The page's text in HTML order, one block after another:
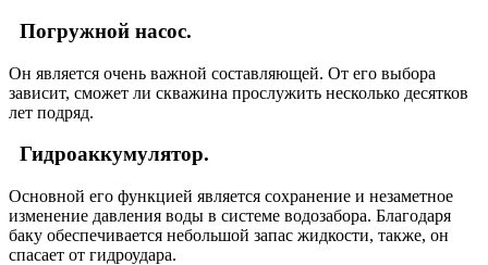
Погружной насос.
Он является очень важной составляющей. От его выбора
зависит, сможет ли скважина прослужить несколько десятков
лет подряд.
Гидроаккумулятор.
Основной его функцией является сохранение и незаметное
изменение давления воды в системе водозабора. Благодаря
баку обеспечивается небольшой запас жидкости, также, он
спасает от гидроудара.